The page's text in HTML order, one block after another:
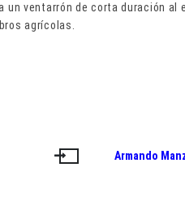
un ventarrón de corta duración al
agrícolas.
Armando